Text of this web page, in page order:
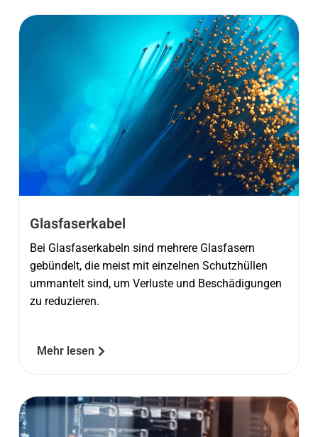
Glasfaserkabel
Bei Glasfaserkabeln sind mehrere Glasfasern
gebündelt, die meist mit einzelnen Schutzhüllen
ummantelt sind, um Verluste und Beschädigungen
zu reduzieren.
Mehr lesen